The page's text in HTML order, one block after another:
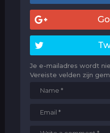
Je e-mailadres wordt
Vereiste velden zijn